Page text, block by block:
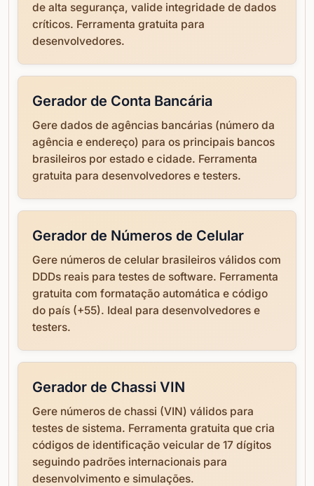
de alta segurança, valide integridade de dados
críticos. Ferramenta gratuita para
desenvolvedores.
Gerador de Conta Bancária
Gere dados de agências bancárias (número da
agência e endereço) para os principais bancos
brasileiros por estado e cidade. Ferramenta
gratuita para desenvolvedores e testers.
Gerador de Números de Celular
Gere números de celular brasileiros válidos com
DDDs reais para testes de software. Ferramenta
gratuita com formatação automática e código
do país (+55). Ideal para desenvolvedores e
testers.
Gerador de Chassi VIN
Gere números de chassi (VIN) válidos para
testes de sistema. Ferramenta gratuita que cria
códigos de identificação veicular de 17 dígitos
seguindo padrões internacionais para
desenvolvimento e simulações.